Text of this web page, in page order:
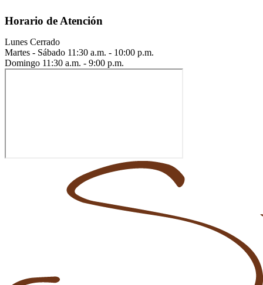
Horario de Atención
Lunes Cerrado
Martes - Sábado 11:30 a.m. - 10:00 p.m.
Domingo 11:30 a.m. - 9:00 p.m.